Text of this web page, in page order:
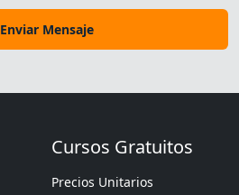
Enviar Mensaje
Cursos Gratuitos
Precios Unitarios